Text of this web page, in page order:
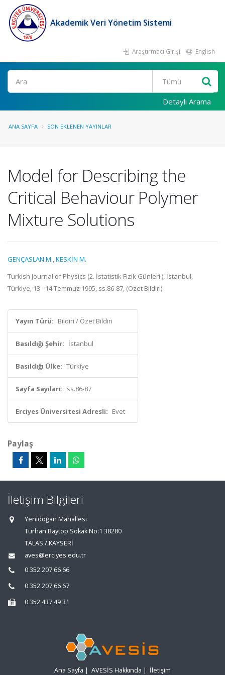
Akademik Veri Yönetim Sistemi
Araştırmacı Girişi English
Ara
Detaylı Arama
ANA SAYFA SON EKLENEN YAYINLAR
Model for Describing the
Critical Behaviour Polymer
Mixture Solutions
GENÇASLAN M.,KESKİN M.
Turkish Journal of Physics (2. İstatistik Fizik Günleri ), İstanbul,
Türkiye, 13 - 14 Temmuz 1995, ss.86-87, (Özet Bildiri)
Yayın Türü: Bildiri / Özet Bildiri
Basıldığı Şehir: İstanbul
Basıldığı Ülke: Türkiye
Sayfa Sayıları: ss.86-87
Erciyes Üniversitesi Adresli: Evet
Paylaş
İletişim Bilgileri
Yenidoğan Mahallesi
Turhan Baytop Sokak No:1 38280
TALAS / KAYSERİ
aves@erciyes.edu.tr
0 352 207 66 66
0 352 207 66 67
0 352 437 49 31
Ana Sayfa | AVESİS Hakkında | İletişim